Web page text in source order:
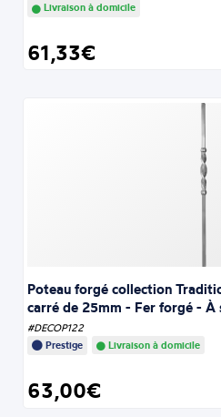
Livraison à domicile
61,33€
Poteau forgé collection
carré de 25mm - Fer forgé - À
#DECOP122
Prestige
Livraison à domicile
63,00€